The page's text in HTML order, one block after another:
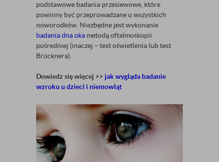
podstawowe badania przesiewowe, które
powinny być przeprowadzane u wszystkich
noworodków. Niezbędne jest wykonanie
badania dna oka metodą oftalmoskopii
pośredniej (inaczej – test oświetlenia lub test
Brücknera).
Dowiedz się więcej >> jak wygląda badanie
wzroku u dzieci i niemowląt